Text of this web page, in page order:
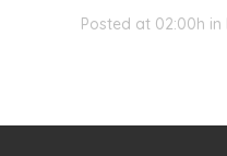
Posted at 02:00h in